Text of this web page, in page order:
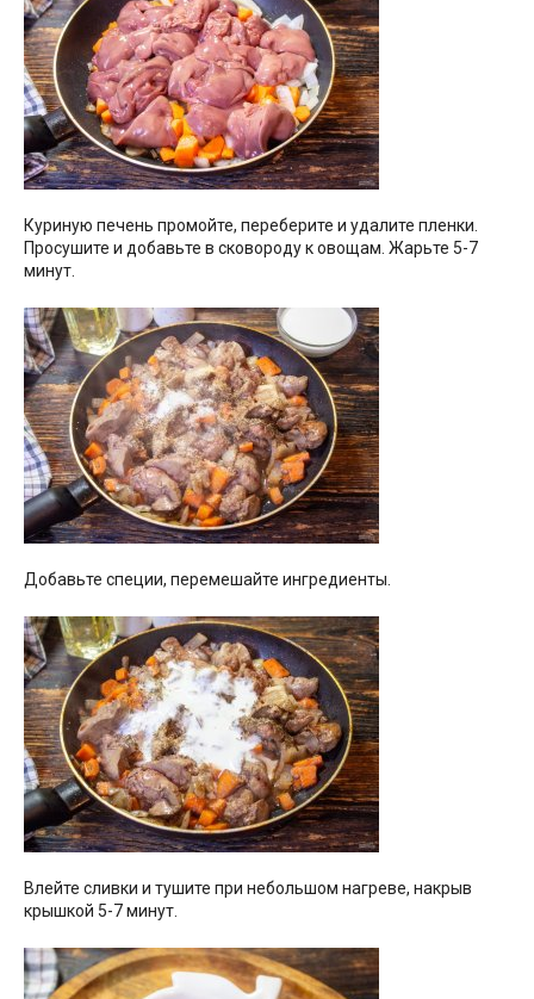
Куриную печень промойте, переберите и удалите пленки.
Просушите и добавьте в сковороду к овощам. Жарьте 5-7
минут.
Добавьте специи, перемешайте ингредиенты.
Влейте сливки и тушите при небольшом нагреве, накрыв
крышкой 5-7 минут.